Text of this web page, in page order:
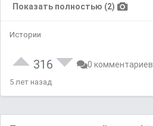
Показать полностью (2)
Истории
316 0 комментариев
5 лет назад